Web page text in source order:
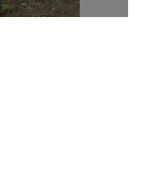
e-mail utilisée